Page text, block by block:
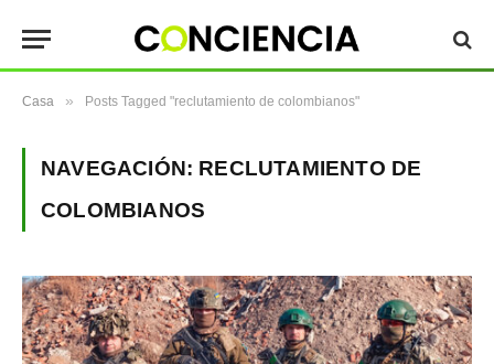
Casa » Posts Tagged "reclutamiento de colombianos"
NAVEGACIÓN: RECLUTAMIENTO DE
COLOMBIANOS